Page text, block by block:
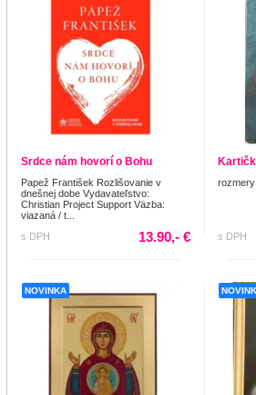
Srdce nám hovorí o Bohu
Papež František Rozlišovanie v
dnešnej dobe Vydavateľstvo:
Christian Project Support Väzba:
viazaná / t...
s DPH
13.90,- € s DPH
NOVINKA